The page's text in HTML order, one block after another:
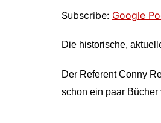
RSS FEED
EMBED
Subscribe: Google
Die historische,
Der Referent Conny
schon ein paar Bücher